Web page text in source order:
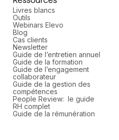
Livres blancs
Outils
Webinars Elevo
Blog
Cas clients
Newsletter
Guide de l’entretien annuel
Guide de la formation
Guide de l’engagement
collaborateur
Guide de la gestion des
compétences
People Review: le guide
RH complet
Guide de la rémunération